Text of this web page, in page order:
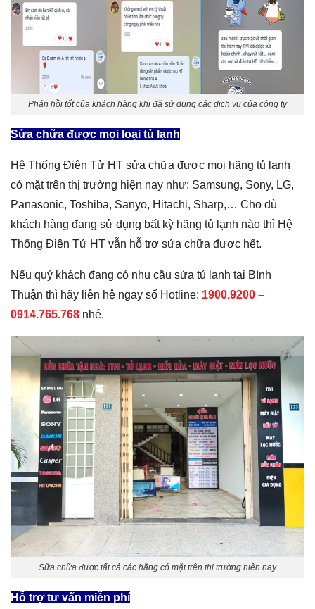
Phản hồi tốt của khách hàng khi đã sử dụng các dịch vụ của công ty
Sửa chữa được mọi loại tủ lạnh
Hệ Thống Điện Tử HT sửa chữa được mọi hãng tủ lạnh
có mặt trên thị trường hiện nay như: Samsung, Sony, LG,
Panasonic, Toshiba, Sanyo, Hitachi, Sharp,… Cho dù
khách hàng đang sử dụng bất kỳ hãng tủ lạnh nào thì Hệ
Thống Điện Tử HT vẫn hỗ trợ sửa chữa được hết.
Nếu quý khách đang có nhu cầu sửa tủ lạnh tại Bình
Thuận thì hãy liên hệ ngay số Hotline: 1900.9200 –
0914.765.768 nhé.
Sữa chữa được tất cả các hãng có mặt trên thị trường hiện nay
Hỗ trợ tư vấn miễn phí